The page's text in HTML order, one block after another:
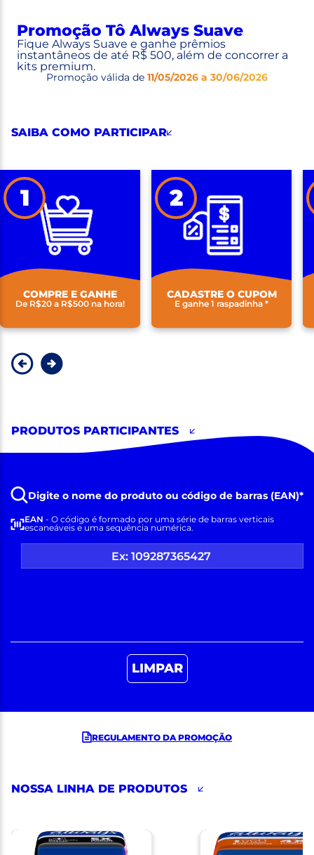
Promoção Tô Always Suave
Fique Always Suave e ganhe prêmios
instantâneos de até R$ 500, além de concorrer a
kits premium.
Promoção válida de 11/05/2026 a 30/06/2026
SAIBA COMO PARTICIPAR
1
COMPRE E GANHE
De R$20 a R$500 na hora!
2
CADASTRE O CUPOM
E ganhe 1 raspadinha *
PRODUTOS PARTICIPANTES
Digite o nome do produto ou código de barras (EAN)*
EAN - O código é formado por uma série de barras verticais
escaneáveis e uma sequência numérica.
LIMPAR
REGULAMENTO DA PROMOÇÃO
NOSSA LINHA DE PRODUTOS